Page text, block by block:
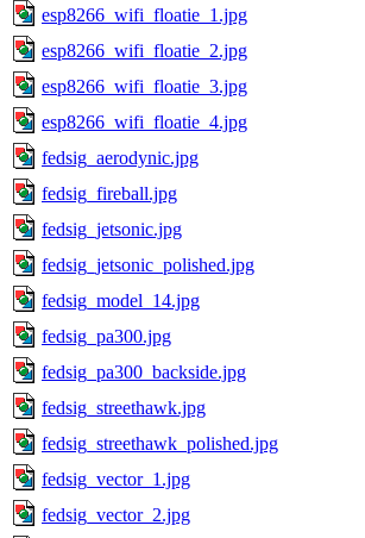
esp8266_wifi_floatie_1.jpg
esp8266_wifi_floatie_2.jpg
esp8266_wifi_floatie_3.jpg
esp8266_wifi_floatie_4.jpg
fedsig_aerodynic.jpg
fedsig_fireball.jpg
fedsig_jetsonic.jpg
fedsig_jetsonic_polished.jpg
fedsig_model_14.jpg
fedsig_pa300.jpg
fedsig_pa300_backside.jpg
fedsig_streethawk.jpg
fedsig_streethawk_polished.jpg
fedsig_vector_1.jpg
fedsig_vector_2.jpg